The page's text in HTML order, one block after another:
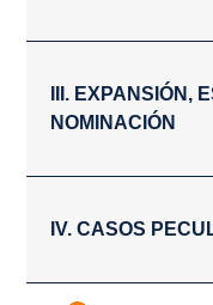
III. EXPANSIÓN,
NOMINACIÓN
IV. CASOS